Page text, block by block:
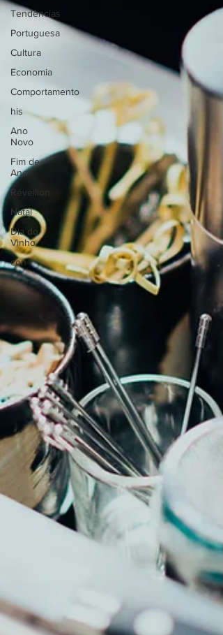
Tendências
Portuguesa
Cultura
Economia
Comportamento
his
Ano
Novo
Fim de
Ano
Réveillon
Natal
Dia do
Vinho
con